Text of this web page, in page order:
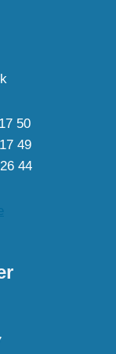
50
49
44